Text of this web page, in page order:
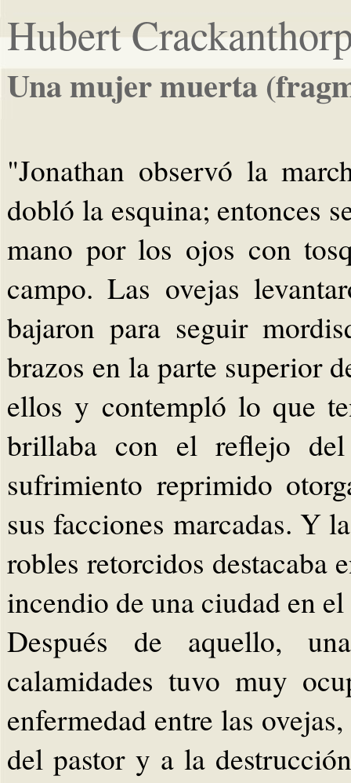
Hubert
Una mujer muerta
"Jonathan observó la
dobló la esquina; entonces
mano por los ojos con
campo. Las ovejas
bajaron para seguir
brazos en la parte superior
ellos y contempló lo que
brillaba con el reflejo
sufrimiento reprimido
sus facciones marcadas. Y
robles retorcidos destacaba
incendio de una ciudad en
Después de aquello,
calamidades tuvo muy
enfermedad entre las
del pastor y a la